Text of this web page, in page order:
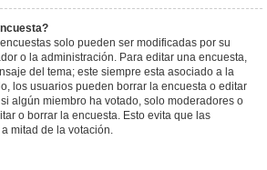
solo pueden ser modificadas por su
o la administración. Para editar una encuesta,
del tema; este siempre esta asociado a la
los usuarios pueden borrar la encuesta o editar
algún miembro ha votado, solo moderadores o
o borrar la encuesta. Esto evita que las
mitad de la votación.